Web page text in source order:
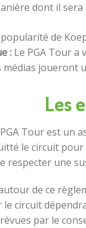
dont il
de
: Le PGA Tour a
joueront
Les
Tour est un
le circuit
respecter une
de ce
le circuit
par le